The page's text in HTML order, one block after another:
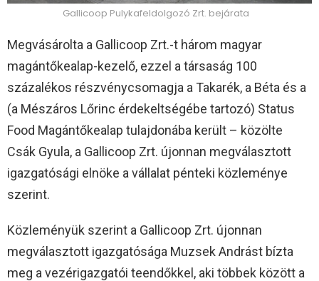
Gallicoop Pulykafeldolgozó Zrt. bejárata
Megvásárolta a Gallicoop Zrt.-t három magyar
magántőkealap-kezelő, ezzel a társaság 100
százalékos részvénycsomagja a Takarék, a Béta és a
(a Mészáros Lőrinc érdekeltségébe tartozó) Status
Food Magántőkealap tulajdonába került – közölte
Csák Gyula, a Gallicoop Zrt. újonnan megválasztott
igazgatósági elnöke a vállalat pénteki közleménye
szerint.
Közleményük szerint a Gallicoop Zrt. újonnan
megválasztott igazgatósága Muzsek Andrást bízta
meg a vezérigazgatói teendőkkel, aki többek között a